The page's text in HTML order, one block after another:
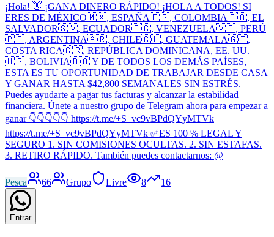
¡Hola! 👋 ¡GANA DINERO RÁPIDO! ¡HOLA A TODOS! SI
ERES DE MÉXICO🇲🇽, ESPAÑA🇪🇸, COLOMBIA🇨🇴, EL
SALVADOR🇸🇻, ECUADOR🇪🇨, VENEZUELA🇻🇪, PERÚ
🇵🇪, ARGENTINA🇦🇷, CHILE🇨🇱, GUATEMALA🇬🇹,
COSTA RICA🇨🇷, REPÚBLICA DOMINICANA, EE. UU.
🇺🇸, BOLIVIA🇧🇴 Y DE TODOS LOS DEMÁS PAÍSES,
ESTA ES TU OPORTUNIDAD DE TRABAJAR DESDE CASA
Y GANAR HASTA $42,800 SEMANALES SIN ESTRÉS.
Puedes ayudarte a pagar tus facturas y alcanzar la estabilidad
financiera. Únete a nuestro grupo de Telegram ahora para empezar a
ganar 👇👇👇👇👇 https://t.me/+S_vc9vBPdQYyMTVk
https://t.me/+S_vc9vBPdQYyMTVk ✅ES 100 % LEGAL Y
SEGURO 1. SIN COMISIONES OCULTAS. 2. SIN ESTAFAS.
3. RETIRO RÁPIDO. También puedes contactarnos: @
Pesca 66 Grupo Livre 8 16
Entrar